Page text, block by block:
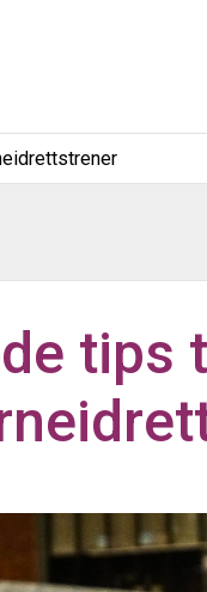
tips